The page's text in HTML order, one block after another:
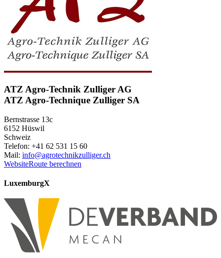
ATZ Agro-Technik Zulliger AG
ATZ Agro-Technique Zulliger SA
Bernstrasse 13c
6152 Hüswil
Schweiz
Telefon: +41 62 531 15 60
Mail: info@agrotechnikzulliger.ch
WebsiteRoute berechnen
LuxemburgX